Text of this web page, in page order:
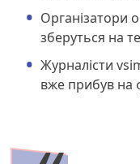
Організатори
зберуться на
Журналісти
вже прибув на